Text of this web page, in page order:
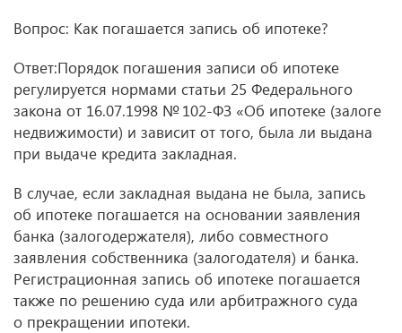
Вопрос: Как погашается запись об ипотеке?
Ответ:Порядок погашения записи об ипотеке
регулируется нормами статьи 25 Федерального
закона от 16.07.1998 № 102-ФЗ «Об ипотеке (залоге
недвижимости) и зависит от того, была ли выдана
при выдаче кредита закладная.
В случае, если закладная выдана не была, запись
об ипотеке погашается на основании заявления
банка (залогодержателя), либо совместного
заявления собственника (залогодателя) и банка.
Регистрационная запись об ипотеке погашается
также по решению суда или арбитражного суда
о прекращении ипотеки.